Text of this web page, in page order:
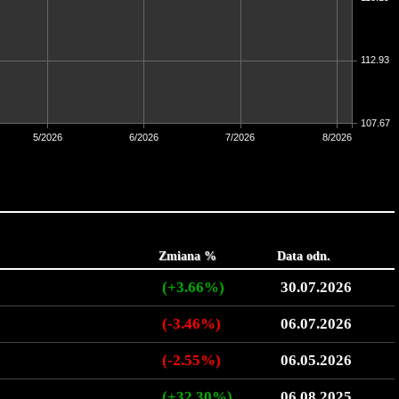
5/2026 6/2026 7/2026 8/2026
107.67
112.93
Zmiana % Data odn.
(+3.66%) 30.07.2026
(-3.46%) 06.07.2026
(-2.55%) 06.05.2026